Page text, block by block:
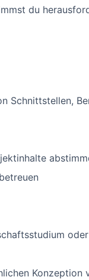
du
Schnittstellen,
Konzeption